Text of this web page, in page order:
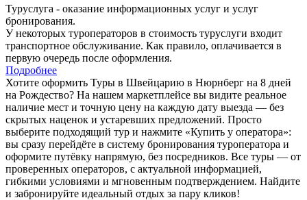
Туруслуга - оказание информационных услуг и услуг
бронирования.
У некоторых туроператоров в стоимость туруслуги входит
транспортное обслуживание. Как правило, оплачивается в
первую очередь после оформления.
Подробнее
Хотите оформить Туры в Швейцарию в Нюрнберг на 8 дней
на Рождество? На нашем маркетплейсе вы видите реальное
наличие мест и точную цену на каждую дату выезда — без
скрытых наценок и устаревших предложений. Просто
выберите подходящий тур и нажмите «Купить у оператора»:
вы сразу перейдёте в систему бронирования туроператора и
оформите путёвку напрямую, без посредников. Все туры — от
проверенных операторов, с актуальной информацией,
гибкими условиями и мгновенным подтверждением. Найдите
и забронируйте идеальный отдых за пару кликов!